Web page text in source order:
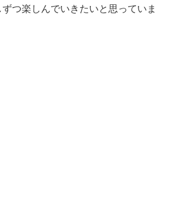
つ楽しんでいきたいと思っていま